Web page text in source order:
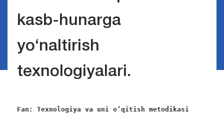
kasb-hunarga
yo‘nаltirish
texnologiyalari.
Fan: Texnologiya va uni o‘qitish metodikasi